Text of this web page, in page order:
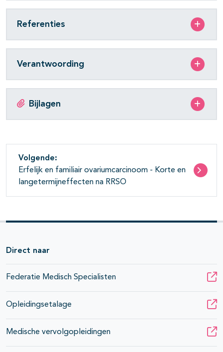
open- en dichtklappen
Referenties
Verantwoording
Bijlagen
Volgende:
Erfelijk en familiair ovariumcarcinoom - Korte en
langetermijneffecten na RRSO
Direct naar
Federatie Medisch Specialisten
Opleidingsetalage
Medische vervolgopleidingen